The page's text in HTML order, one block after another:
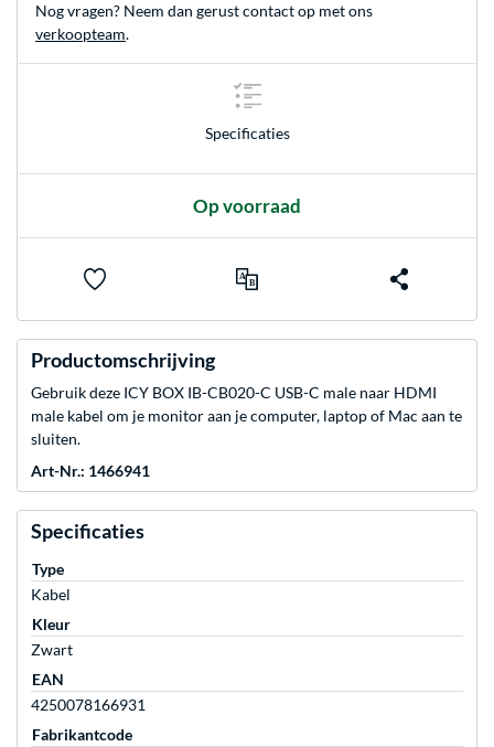
Nog vragen? Neem dan gerust contact op met ons
verkoopteam.
Specificaties
Op voorraad
Productomschrijving
Gebruik deze ICY BOX IB-CB020-C USB-C male naar HDMI
male kabel om je monitor aan je computer, laptop of Mac aan te
sluiten.
Art-Nr.: 1466941
Specificaties
Type
Kabel
Kleur
Zwart
EAN
4250078166931
Fabrikantcode